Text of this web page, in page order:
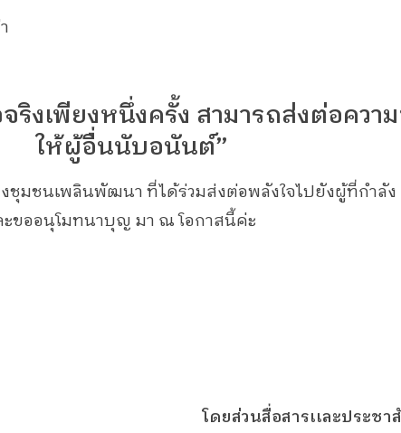
ริงเพียงหนึ่งครั้ง สามารถส่งต่อควา
ให้ผู้อื่นนับอนันต์”
มชนเพลินพัฒนา ที่ได้ร่วมส่งต่อพลังใจไปยังผู้ที่กำลัง
ขออนุโมทนาบุญ มา ณ โอกาสนี้ค่ะ
โดยส่วนสื่อสารเเละประช